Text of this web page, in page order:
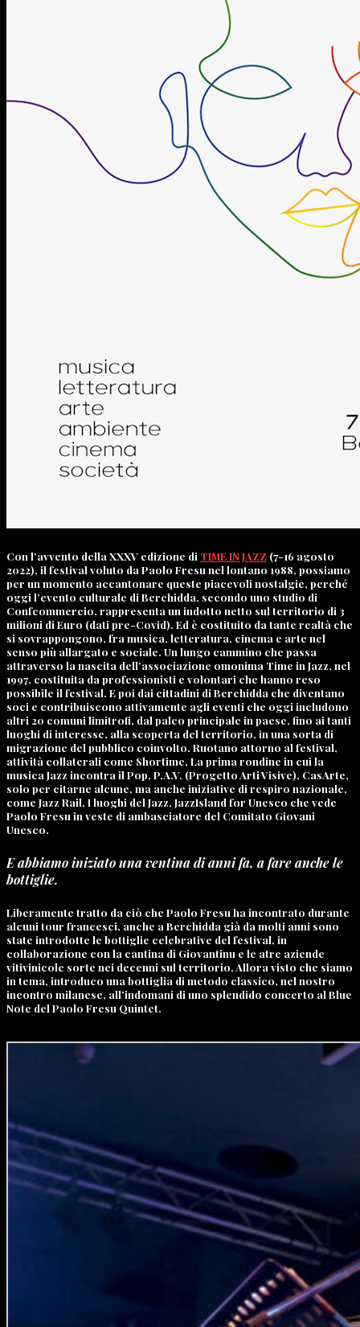
Con l’avvento della XXXV edizione di TIME IN JAZZ (7-16 agosto
2022), il festival voluto da Paolo Fresu nel lontano 1988, possiamo
per un momento accantonare queste piacevoli nostalgie, perché
oggi l’evento culturale di Berchidda, secondo uno studio di
Confcommercio, rappresenta un indotto netto sul territorio di 3
milioni di Euro (dati pre-Covid). Ed è costituito da tante realtà che
si sovrappongono, fra musica, letteratura, cinema e arte nel
senso più allargato e sociale. Un lungo cammino che passa
attraverso la nascita dell’associazione omonima Time in Jazz, nel
1997, costituita da professionisti e volontari che hanno reso
possibile il festival. E poi dai cittadini di Berchidda che diventano
soci e contribuiscono attivamente agli eventi che oggi includono
altri 20 comuni limitrofi, dal palco principale in paese, fino ai tanti
luoghi di interesse, alla scoperta del territorio, in una sorta di
migrazione del pubblico coinvolto. Ruotano attorno al festival,
attività collaterali come Shortime, La prima rondine in cui la
musica Jazz incontra il Pop, P.A.V. (Progetto Arti Visive), CasArte,
solo per citarne alcune, ma anche iniziative di respiro nazionale,
come Jazz Rail, I luoghi del Jazz, JazzIsland for Unesco che vede
Paolo Fresu in veste di ambasciatore del Comitato Giovani
Unesco.
E abbiamo iniziato una ventina di anni fa, a fare anche le
bottiglie.
Liberamente tratto da ciò che Paolo Fresu ha incontrato durante
alcuni tour francesci, anche a Berchidda già da molti anni sono
state introdotte le bottiglie celebrative del festival, in
collaborazione con la cantina di Giovantinu e le atre aziende
vitivinicole sorte nei decenni sul territorio. Allora visto che siamo
in tema, introduco una bottiglia di metodo classico, nel nostro
incontro milanese, all’indomani di uno splendido concerto al Blue
Note del Paolo Fresu Quintet.